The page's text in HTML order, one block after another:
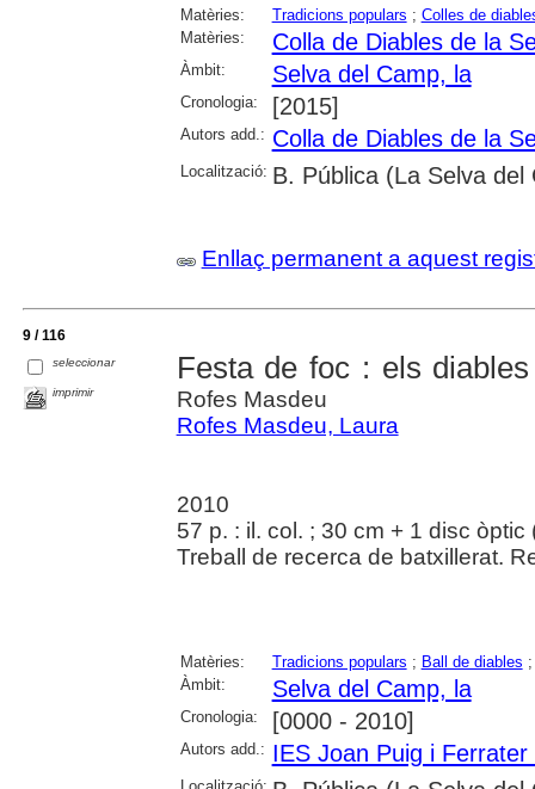
Matèries: Tradicions populars ; Colles de
Matèries:
Colla de Diables de la
Àmbit: Selva del Camp, la
Cronologia: [2015]
Autors add.: Colla de Diables de la
Localització: B. Pública (La Selva del
Enllaç permanent a aquest
9 / 116
seleccionar
imprimir
Festa de foc : els
Rofes Masdeu
Rofes Masdeu, Laura
2010
57 p. : il. col. ; 30 cm + 1 disc òptic
Treball de recerca de batxillerat.
Matèries: Tradicions populars ; Ball de diables
Àmbit:
Selva del Camp, la
Cronologia: [0000 - 2010]
Autors add.: IES Joan Puig i